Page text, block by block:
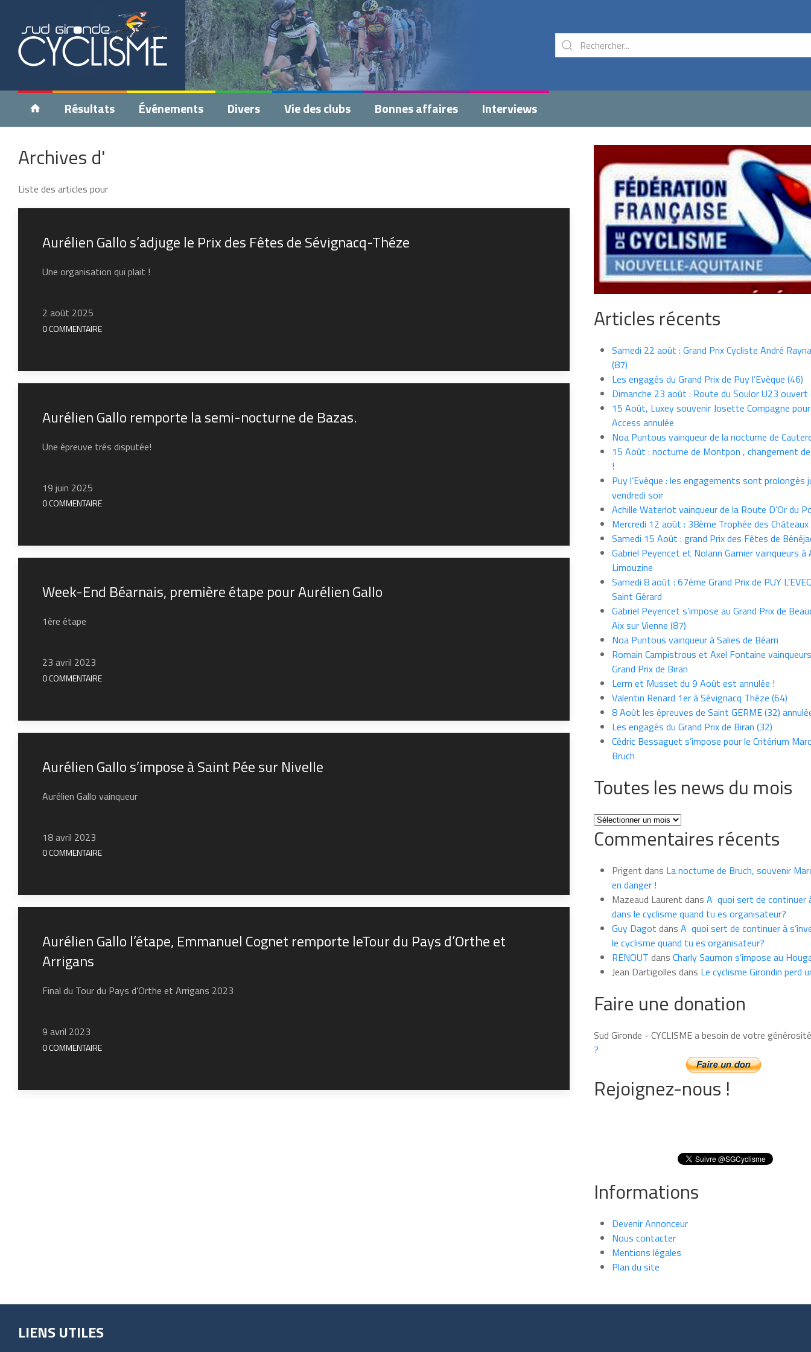
Résultats Événements Divers Vie des clubs Bonnes affaires Interviews
Archives d'
Liste des articles pour
Aurélien Gallo s’adjuge le Prix des Fêtes de Sévignacq-Théze
Une organisation qui plait !
2 août 2025
0 COMMENTAIRE
Aurélien Gallo remporte la semi-nocturne de Bazas.
Une épreuve trés disputée!
19 juin 2025
0 COMMENTAIRE
Week-End Béarnais, première étape pour Aurélien Gallo
1ère étape
23 avril 2023
0 COMMENTAIRE
Aurélien Gallo s’impose à Saint Pée sur Nivelle
Aurélien Gallo vainqueur
18 avril 2023
0 COMMENTAIRE
Aurélien Gallo l’étape, Emmanuel Cognet remporte leTour du Pays d’Orthe et
Arrigans
Final du Tour du Pays d’Orthe et Arrigans 2023
9 avril 2023
0 COMMENTAIRE
Articles récents
Samedi 22 août : Grand Prix Cycliste André
(87)
Les engagés du Grand Prix de Puy l’Evèque (46)
Dimanche 23 août : Route du Soulor U23 ouvert
15 Août, Luxey souvenir Josette Compagne
Access annulée
Noa Puntous vainqueur de la nocturne de
15 Août : nocturne de Montpon , changement
!
Puy l’Evèque : les engagements sont prolongés
vendredi soir
Achille Waterlot vainqueur de la Route D’Or du
Mercredi 12 août : 38ème Trophée des Châteaux
Samedi 15 Août : grand Prix des Fêtes de
Gabriel Peyencet et Nolann Garnier vainqueurs à
Limouzine
Samedi 8 août : 67ème Grand Prix de PUY
Saint Gérard
Gabriel Peyencet s’impose au Grand Prix de
Aix sur Vienne (87)
Noa Puntous vainqueur à Salies de Béarn
Romain Campistrous et Axel Fontaine
Grand Prix de Biran
Lerm et Musset du 9 Août est annulée !
Valentin Renard 1er à Sévignacq Théze (64)
8 Août les épreuves de Saint GERME (32)
Les engagés du Grand Prix de Biran (32)
Cédric Bessaguet s’impose pour le Critérium
Bruch
Toutes les news du mois
Toutes
les
news
mois
Commentaires récents
Prigent dans La nocturne de Bruch, souvenir
en danger !
Mazeaud Laurent dans A quoi sert de continuer
dans le cyclisme quand tu es organisateur?
Guy Dagot dans A quoi sert de continuer à
le cyclisme quand tu es organisateur?
RENOUT dans Charly Saumon s’impose au
Jean Dartigolles dans Le cyclisme Girondin perd
Faire une donation
Sud Gironde - CYCLISME a besoin de votre
?
Rejoignez-nous !
Informations
Devenir Annonceur
Nous contacter
Mentions légales
Plan du site
LIENS UTILES